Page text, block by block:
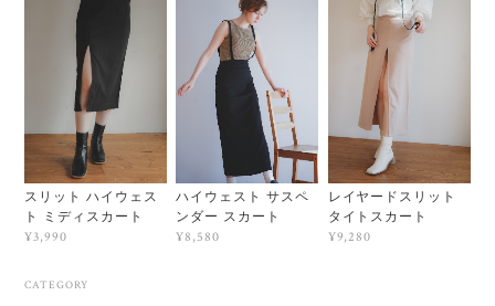
スリット ハイウェス
ト ミディスカート
¥3,990
ハイウェスト サスペ
ンダー スカート
¥8,580
レイヤードスリット
タイトスカート
¥9,280
CATEGORY